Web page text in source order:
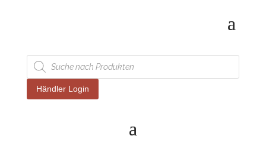
Products
search
Händler Login